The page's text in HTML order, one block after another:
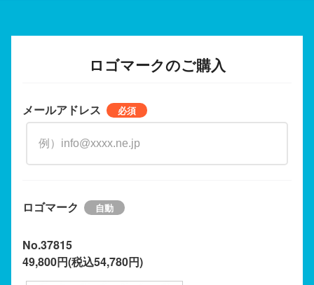
ロゴマークのご購入
メールアドレス
ロゴマーク
No.37815
49,800円(税込54,780円)